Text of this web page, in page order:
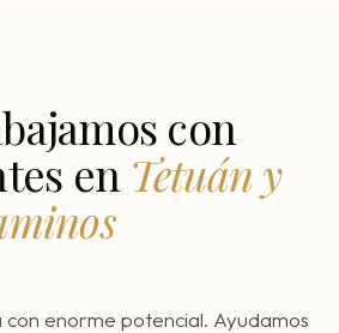
con
en Tetuán y
con enorme potencial. Ayudamos